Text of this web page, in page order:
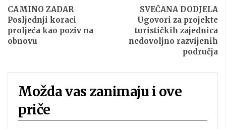
CAMINO ZADAR
Posljednji koraci
proljeća kao poziv na
obnovu
SVEČANA DODJELA
Ugovori za projekte
turističkih zajednica
nedovoljno razvijenih
područja
Možda vas zanimaju i ove
priče